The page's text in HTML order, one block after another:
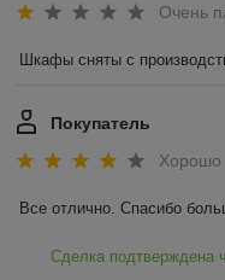
Очень
Шкафы сняты с
Покупатель
Хорошо
Все отлично. Спасибо
Сделка подтверждена